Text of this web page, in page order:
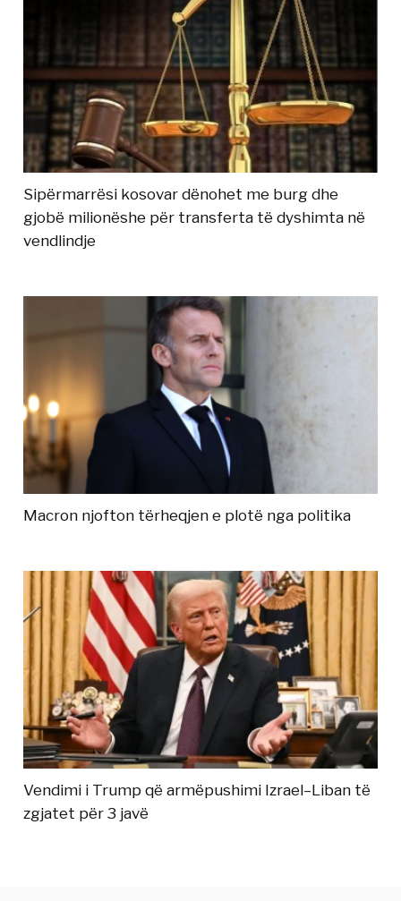
Sipërmarrësi kosovar dënohet me burg dhe
gjobë milionëshe për transferta të dyshimta në
vendlindje
Macron njofton tërheqjen e plotë nga politika
Vendimi i Trump që armëpushimi Izrael–Liban të
zgjatet për 3 javë